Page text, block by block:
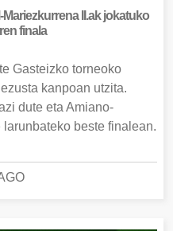
II.ak jokatuko
finala
Gasteizko torneoko
kanpoan utzita.
dute eta Amiano-
beste finalean.